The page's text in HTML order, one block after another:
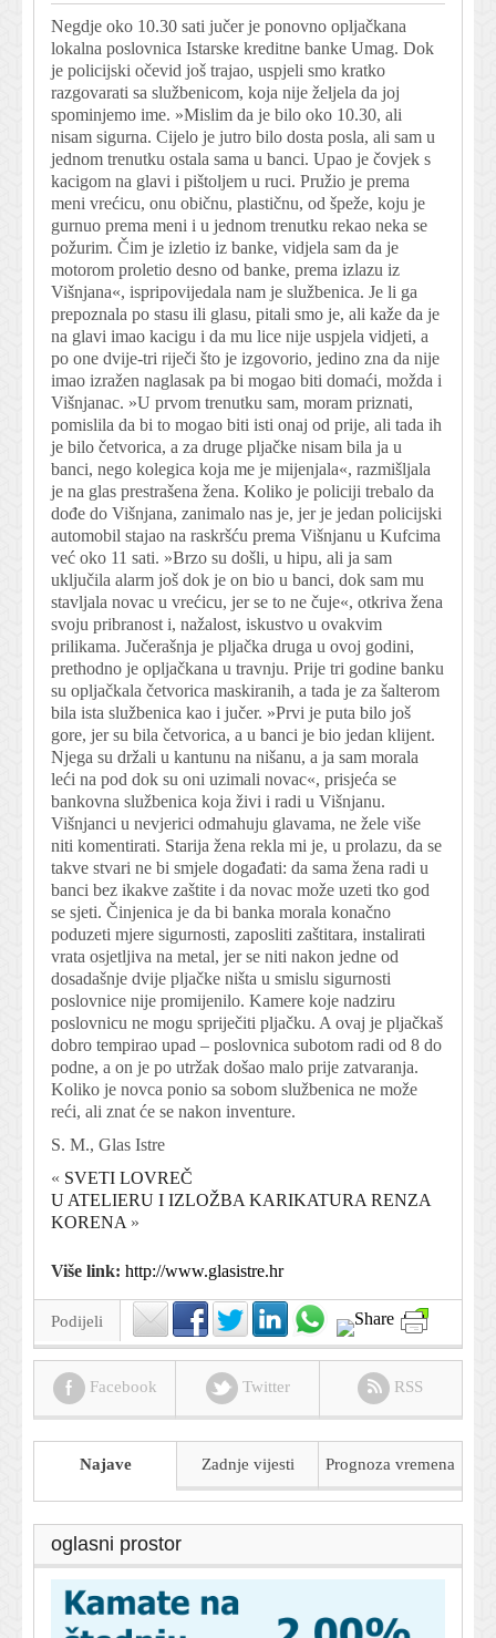
Negdje oko 10.30 sati jučer je ponovno opljačkana
lokalna poslovnica Istarske kreditne banke Umag. Dok
je policijski očevid još trajao, uspjeli smo kratko
razgovarati sa službenicom, koja nije željela da joj
spominjemo ime. »Mislim da je bilo oko 10.30, ali
nisam sigurna. Cijelo je jutro bilo dosta posla, ali sam u
jednom trenutku ostala sama u banci. Upao je čovjek s
kacigom na glavi i pištoljem u ruci. Pružio je prema
meni vrećicu, onu običnu, plastičnu, od špeže, koju je
gurnuo prema meni i u jednom trenutku rekao neka se
požurim. Čim je izletio iz banke, vidjela sam da je
motorom proletio desno od banke, prema izlazu iz
Višnjana«, ispripovijedala nam je službenica. Je li ga
prepoznala po stasu ili glasu, pitali smo je, ali kaže da je
na glavi imao kacigu i da mu lice nije uspjela vidjeti, a
po one dvije-tri riječi što je izgovorio, jedino zna da nije
imao izražen naglasak pa bi mogao biti domaći, možda i
Višnjanac. »U prvom trenutku sam, moram priznati,
pomislila da bi to mogao biti isti onaj od prije, ali tada ih
je bilo četvorica, a za druge pljačke nisam bila ja u
banci, nego kolegica koja me je mijenjala«, razmišljala
je na glas prestrašena žena. Koliko je policiji trebalo da
dođe do Višnjana, zanimalo nas je, jer je jedan policijski
automobil stajao na raskršću prema Višnjanu u Kufcima
već oko 11 sati. »Brzo su došli, u hipu, ali ja sam
uključila alarm još dok je on bio u banci, dok sam mu
stavljala novac u vrećicu, jer se to ne čuje«, otkriva žena
svoju pribranost i, nažalost, iskustvo u ovakvim
prilikama. Jučerašnja je pljačka druga u ovoj godini,
prethodno je opljačkana u travnju. Prije tri godine banku
su opljačkala četvorica maskiranih, a tada je za šalterom
bila ista službenica kao i jučer. »Prvi je puta bilo još
gore, jer su bila četvorica, a u banci je bio jedan klijent.
Njega su držali u kantunu na nišanu, a ja sam morala
leći na pod dok su oni uzimali novac«, prisjeća se
bankovna službenica koja živi i radi u Višnjanu.
Višnjanci u nevjerici odmahuju glavama, ne žele više
niti komentirati. Starija žena rekla mi je, u prolazu, da se
takve stvari ne bi smjele događati: da sama žena radi u
banci bez ikakve zaštite i da novac može uzeti tko god
se sjeti. Činjenica je da bi banka morala konačno
poduzeti mjere sigurnosti, zaposliti zaštitara, instalirati
vrata osjetljiva na metal, jer se niti nakon jedne od
dosadašnje dvije pljačke ništa u smislu sigurnosti
poslovnice nije promijenilo. Kamere koje nadziru
poslovnicu ne mogu spriječiti pljačku. A ovaj je pljačkaš
dobro tempirao upad – poslovnica subotom radi od 8 do
podne, a on je po utržak došao malo prije zatvaranja.
Koliko je novca ponio sa sobom službenica ne može
reći, ali znat će se nakon inventure.
S. M., Glas Istre
« SVETI LOVREČ
U ATELIERU I IZLOŽBA KARIKATURA RENZA
KORENA »
Više link: http://www.glasistre.hr
Podijeli
Facebook Twitter RSS
Najave Zadnje vijesti Prognoza vremena
oglasni prostor